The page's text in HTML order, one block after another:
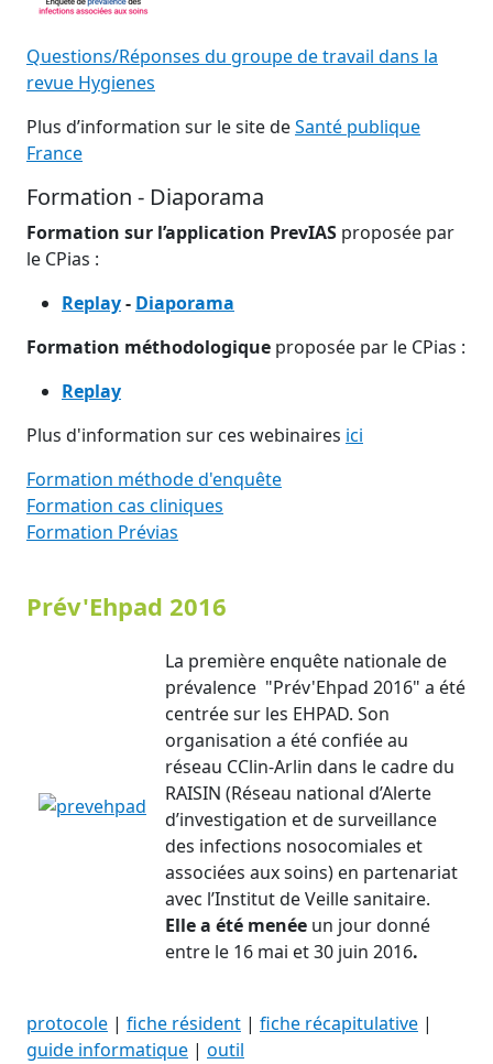
Questions/Réponses du groupe de travail dans la
revue Hygienes
Plus d’information sur le site deSanté publique
France
Formation - Diaporama
Formation sur l’application PrevIAS proposée par
le CPias :
Replay- Diaporama
Formation méthodologique proposée par le CPias :
Replay
Plus d'information sur ces webinaires ici
Formation méthode d'enquête
Formation cas cliniques
Formation Prévias
Prév'Ehpad 2016
La première enquête nationale de
prévalence "Prév'Ehpad 2016" a été
centrée sur les EHPAD. Son
organisation a été confiée au
réseau CClin-Arlin dans le cadre du
RAISIN (Réseau national d’Alerte
d’investigation et de surveillance
des infections nosocomiales et
associées aux soins) en partenariat
avec l’Institut de Veille sanitaire.
Elle a été menée un jour donné
entre le 16 mai et 30 juin 2016.
protocole | fiche résident | fiche récapitulative |
guide informatique | outil